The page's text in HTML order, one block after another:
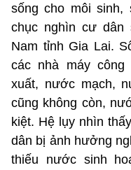
sống cho môi sinh,
chục nghìn cư dân
Nam tỉnh Gia Lai.
các nhà máy
xuất, nước mạch,
cũng không còn,
kiệt. Hệ lụy nhìn
dân bị ảnh hưởng
thiếu nước sinh